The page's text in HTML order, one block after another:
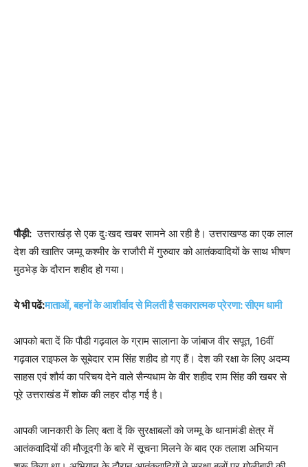
पौड़ी: उत्तराखंंड़ सेे एक दुःखद खबर सामने आ रही है। उत्तराखण्ड का एक लाल
देश की खातिर जम्मू कश्मीर के राजौरी में गुरुवार को आतंकवादियों के साथ भीषण
मुठभेड़ के दौरान शहीद हो गया।
ये भी पढें:माताओं, बहनों के आशीर्वाद से मिलती है सकारात्मक प्रेरणा: सीएम धामी
आपको बता दें कि पौडी गढ़वाल के ग्राम सालाना के जांबाज वीर सपूत, 16वीं
गढ़वाल राइफल के सूबेदार राम सिंह शहीद हो गए हैं। देश की रक्षा के लिए अदम्य
साहस एवं शौर्य का परिचय देने वाले सैन्यधाम के वीर शहीद राम सिंह की खबर से
पूरे उत्तराखंड में शोक की लहर दौड़ गई है।
आपकी जानकारी के लिए बता दें कि सुरक्षाबलों को जम्मू के थानामंडी क्षेत्र में
आतंकवादियों की मौजूदगी के बारे में सूचना मिलने के बाद एक तलाश अभियान